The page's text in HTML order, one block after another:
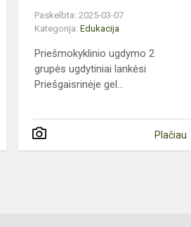
Paskelbta: 2025-03-07
Kategorija:Edukacija
Priešmokyklinio ugdymo 2
grupės ugdytiniai lankėsi
Priešgaisrinėje gel...
Plačiau